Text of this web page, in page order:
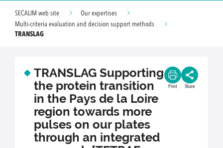
SECALIM web site
Our expertises
Multi-criteria evaluation and decision support methods
TRANSLAG
TRANSLAG Supporting
the protein transition
in the Pays de la Loire
region towards more
pulses on our plates
through an integrated
Print Share